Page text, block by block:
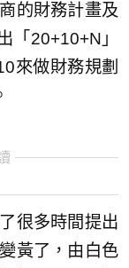
的財務計畫及
「20+10+N」
來做財務規劃
很多時間提出
黃了，由白色